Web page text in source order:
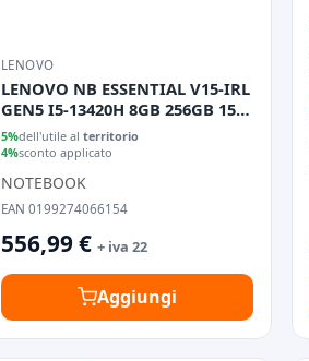
LENOVO
LENOVO NB ESSENTIAL V15-IRL
GEN5 I5-13420H 8GB 256GB 15,6
WIN 11 PRO
5%dell'utile al territorio
4%sconto applicato
NOTEBOOK
EAN 0199274066154
556,99 € + iva 22
Aggiungi